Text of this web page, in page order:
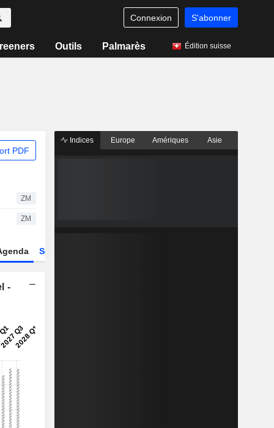
Connexion S'abonner
Outils Palmarès Édition suisse
PDF
ZM
ZM
Secteur
-
Indices Europe Amériques Asie